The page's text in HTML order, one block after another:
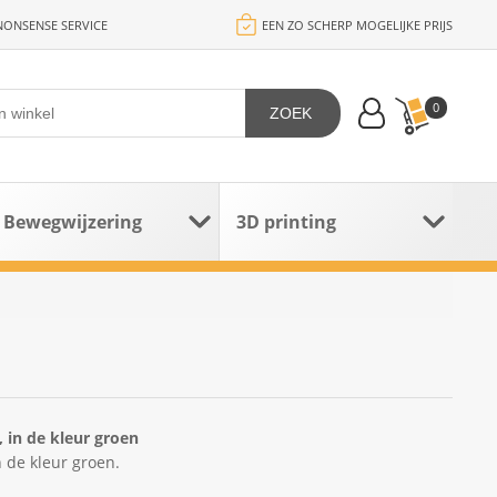
SERVICE EEN ZO SCHERP MOGELIJKE PRIJS
0
ZOEK
Bewegwijzering 3D printing
de kleur groen
de kleur groen.